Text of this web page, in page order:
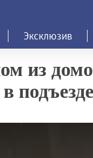
Эксклюзив
из
подъезде